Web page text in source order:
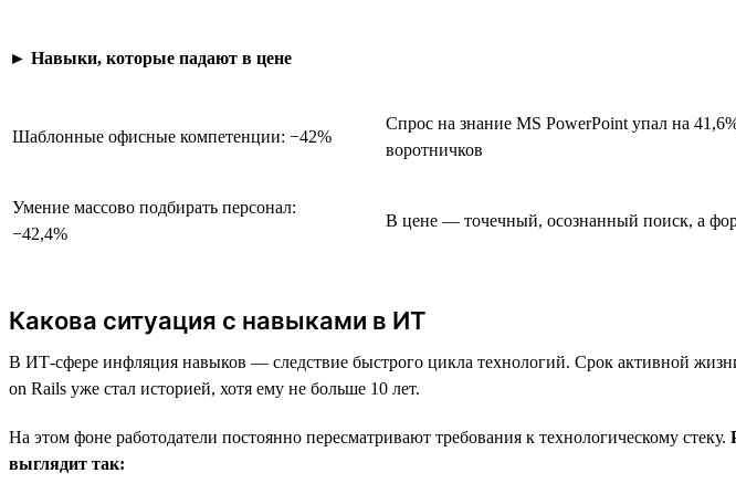
► Навыки, которые падают в цене
Шаблонные офисные компетенции: −42%
Спрос на знание MS PowerPoint упал на
воротничков
Умение массово подбирать персонал:
−42,4%
В цене — точечный, осознанный поиск, а
Какова ситуация с навыками в ИТ
В ИТ-сфере инфляция навыков — следствие быстрого цикла технологий. Срок активной
on Rails уже стал историей, хотя ему не больше 10 лет.
На этом фоне работодатели постоянно пересматривают требования к технологическому стеку.
выглядит так: